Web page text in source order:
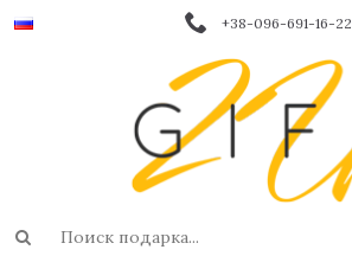
+38-096-691-16-22